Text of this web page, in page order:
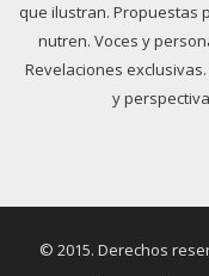
que ilustran. Propuestas
nutren. Voces y
Revelaciones
y
© 2015. Derechos